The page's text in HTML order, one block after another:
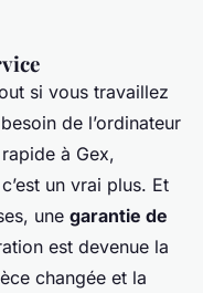
si vous travaillez
de l’ordinateur
à Gex,
un vrai plus. Et
une garantie de
est devenue la
changée et la